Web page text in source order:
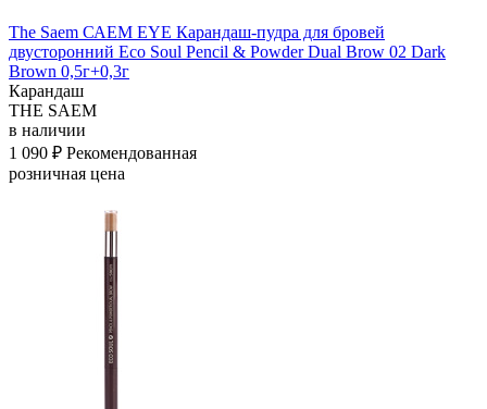
The Saem САЕМ EYE Карандаш-пудра для бровей
двусторонний Eco Soul Pencil & Powder Dual Brow 02 Dark
Brown 0,5г+0,3г
Карандаш
THE SAEM
в наличии
1 090 ₽ Рекомендованная
розничная цена